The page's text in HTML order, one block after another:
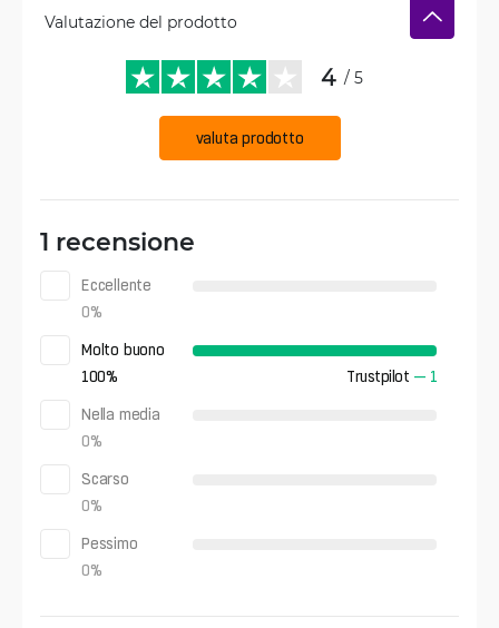
Valutazione del prodotto
4 / 5
valuta prodotto
1 recensione
Eccellente
0%
Molto buono
100% Trustpilot — 1
Nella media
0%
Scarso
0%
Pessimo
0%